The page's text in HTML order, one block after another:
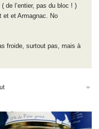
de l’entier, pas du bloc ! )
et et Armagnac. No
froide, surtout pas, mais à